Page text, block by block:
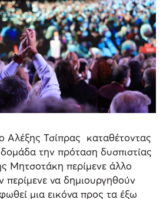
Αλέξης Τσίπρας καταθέτοντας
την πρόταση δυσπιστίας
Μητσοτάκη περίμενε άλλο
περίμενε να δημιουργηθούν
μια εικόνα προς τα έξω